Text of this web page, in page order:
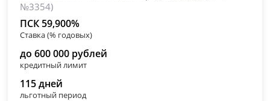
№3354)
ПСК 59,900%
Ставка (% годовых)
до 600 000 рублей
кредитный лимит
115 дней
льготный период